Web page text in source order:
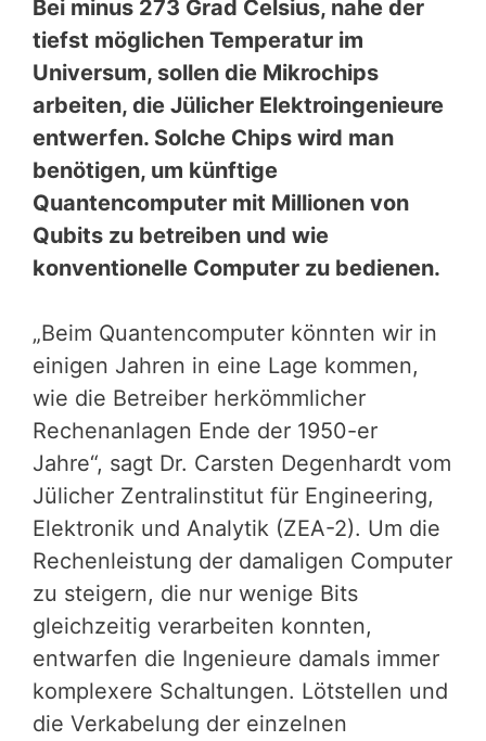
Bei minus 273 Grad Celsius, nahe der
tiefst möglichen Temperatur im
Universum, sollen die Mikrochips
arbeiten, die Jülicher Elektroingenieure
entwerfen. Solche Chips wird man
benötigen, um künftige
Quantencomputer mit Millionen von
Qubits zu betreiben und wie
konventionelle Computer zu bedienen.
„Beim Quantencomputer könnten wir in
einigen Jahren in eine Lage kommen,
wie die Betreiber herkömmlicher
Rechenanlagen Ende der 1950-er
Jahre“, sagt Dr. Carsten Degenhardt vom
Jülicher Zentralinstitut für Engineering,
Elektronik und Analytik (ZEA-2). Um die
Rechenleistung der damaligen Computer
zu steigern, die nur wenige Bits
gleichzeitig verarbeiten konnten,
entwarfen die Ingenieure damals immer
komplexere Schaltungen. Lötstellen und
die Verkabelung der einzelnen